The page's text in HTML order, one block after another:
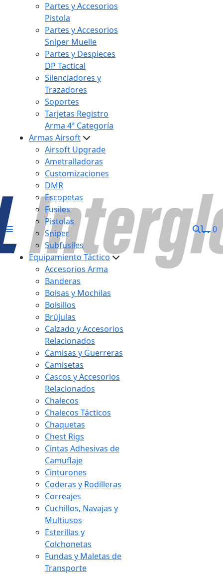
Partes y Accesorios
Pistola
Partes y Accesorios
Sniper Muelle
Partes y Despieces
DP Tactical
Silenciadores y
Trazadores
Soportes
Tarjetas Registro
Arma 4ª Categoría
Armas Airsoft
Airsoft Upgrade
Ametralladoras
Customizaciones
DMR
Escopetas
Fusiles
Pistolas
Sniper
Subfusiles
Equipamiento Táctico
Accesorios Arma
Banderas
Bolsas y Mochilas
Bolsillos
Brújulas
Calzado y Accesorios
Relacionados
Camisas y Guerreras
Camisetas
Cascos y Accesorios
Relacionados
Chalecos
Chalecos Tácticos
Chaquetas
Chest Rigs
Cintas Adhesivas de
Camuflaje
Cinturones
Coderas y Rodilleras
Correajes
Cuchillos, Navajas y
Multiusos
Esterillas y
Colchonetas
Fundas y Maletas de
Transporte
0